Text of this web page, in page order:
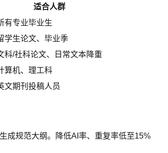
适合人群
有专业毕业生
学生论文、毕业季
科/社科论文、日常文本降重
算机、理工科
文期刊投稿人员
成规范大纲。降低AI率、重复率低至15%